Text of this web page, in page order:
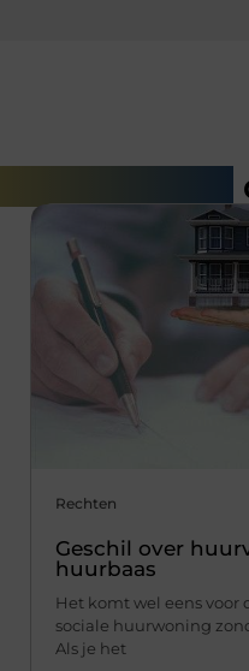
Rechten
Geschil over
huurbaas
Het komt wel eens voor
sociale huurwoning
Als je het